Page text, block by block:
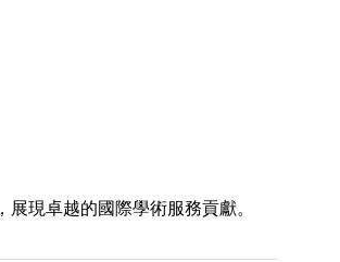
現卓越的國際學術服務貢獻。